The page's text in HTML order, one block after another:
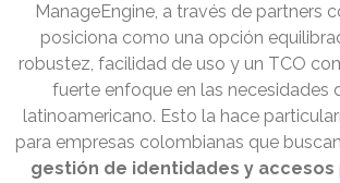
ManageEngine, a través de partners
posiciona como una opción
robustez, facilidad de uso y un TCO
fuerte enfoque en las necesidades
latinoamericano. Esto la hace
para empresas colombianas que
gestión de identidades y accesos